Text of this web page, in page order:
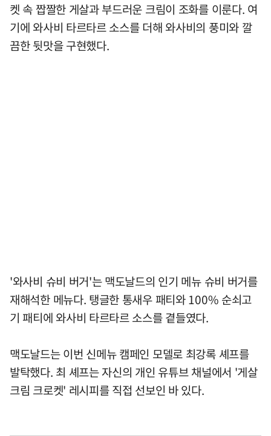
켓 속 짭짤한 게살과 부드러운 크림이 조화를 이룬다. 여
기에 와사비 타르타르 소스를 더해 와사비의 풍미와 깔
끔한 뒷맛을 구현했다.
'와사비 슈비 버거'는 맥도날드의 인기 메뉴 슈비 버거를
재해석한 메뉴다. 탱글한 통새우 패티와 100% 순쇠고
기 패티에 와사비 타르타르 소스를 곁들였다.
맥도날드는 이번 신메뉴 캠페인 모델로 최강록 셰프를
발탁했다. 최 셰프는 자신의 개인 유튜브 채널에서 '게살
크림 크로켓' 레시피를 직접 선보인 바 있다.